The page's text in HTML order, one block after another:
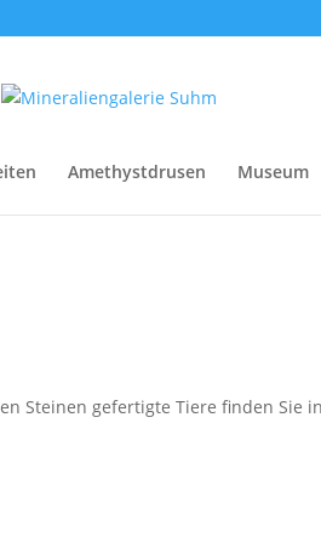
Amethystdrusen Museum
Steinen gefertigte Tiere finden Sie